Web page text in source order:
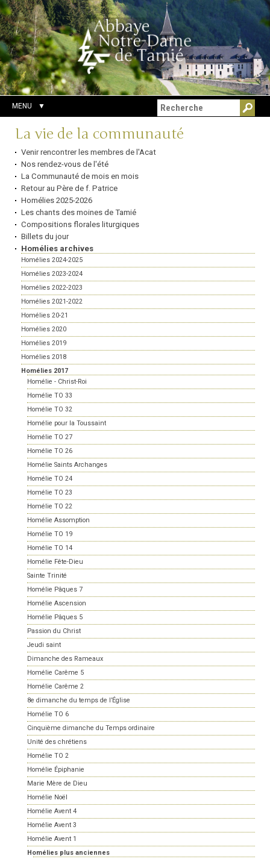
Aller
au
contenu.
|
Aller
à
la
navigation
Outils
personnels
Chercher par
Recherche
avancée…
MENU
Navigation
La vie de la communauté
Venir rencontrer les membres de l'Acat
Nos rendez-vous de l'été
La Communauté de mois en mois
Retour au Père de f. Patrice
Homélies 2025-2026
Les chants des moines de Tamié
Compositions florales liturgiques
Billets du jour
Homélies archives
Homélies 2024-2025
Homélies 2023-2024
Homélies 2022-2023
Homélies 2021-2022
Homélies 20-21
Homélies 2020
Homélies 2019
Homélies 2018
Homélies 2017
Homélie - Christ-Roi
Homélie TO 33
Homélie TO 32
Homélie pour la Toussaint
Homélie TO 27
Homélie TO 26
Homélie Saints Archanges
Homélie TO 24
Homélie TO 23
Homélie TO 22
Homélie Assomption
Homélie TO 19
Homélie TO 14
Homélie Fête-Dieu
Sainte Trinité
Homélie Pâques 7
Homélie Ascension
Homélie Pâques 5
Passion du Christ
Jeudi saint
Dimanche des Rameaux
Homélie Carême 5
Homélie Carême 2
8e dimanche du temps de l’Église
Homélie TO 6
Cinquième dimanche du Temps ordinaire
Unité des chrétiens
Homélie TO 2
Homélie Épiphanie
Marie Mère de Dieu
Homélie Noël
Homélie Avent 4
Homélie Avent 3
Homélie Avent 1
Homélies plus anciennes